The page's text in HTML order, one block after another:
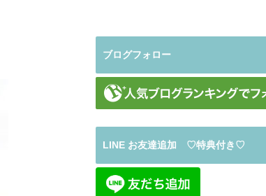
ブログフォロー
LINE お友達追加 ♡特典付き♡